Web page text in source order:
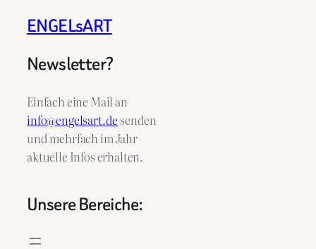
ENGELsART
Newsletter?
Einfach eine Mail an
info@engelsart.desenden
und mehrfach im Jahr
aktuelle Infos erhalten.
Unsere Bereiche: